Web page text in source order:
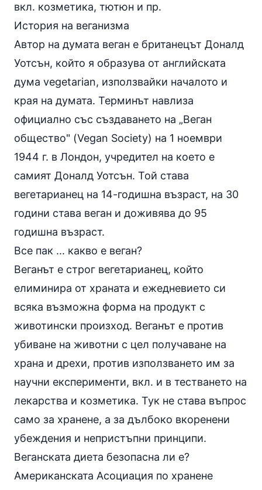
вкл. козметика, тютюн и пр.
История на веганизма
Автор на думата веган е британецът Доналд
Уотсън, който я образува от английската
дума vegetarian, използвайки началото и
края на думата. Терминът навлиза
официално със създаването на „Веган
общество" (Vegan Society) на 1 ноември
1944 г. в Лондон, учредител на което е
самият Доналд Уотсън. Той става
вегетарианец на 14-годишна възраст, на 30
години става веган и доживява до 95
годишна възраст.
Все пак ... какво е веган?
Веганът е строг вегетарианец, който
елиминира от храната и ежедневието си
всяка възможна форма на продукт с
животински произход. Веганът е против
убиване на животни с цел получаване на
храна и дрехи, против използването им за
научни експерименти, вкл. и в тестването на
лекарства и козметика. Тук не става въпрос
само за хранене, а за дълбоко вкоренени
убеждения и непристъпни принципи.
Веганската диета безопасна ли е?
Американската Асоциация по хранене